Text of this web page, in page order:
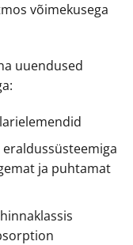
võimekusega
uuendused
ja puhtamat